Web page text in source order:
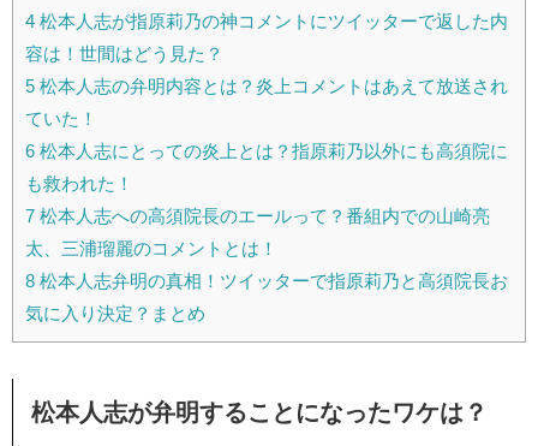
4 松本人志が指原莉乃の神コメントにツイッターで返した内
容は！世間はどう見た？
5 松本人志の弁明内容とは？炎上コメントはあえて放送され
ていた！
6 松本人志にとっての炎上とは？指原莉乃以外にも高須院に
も救われた！
7 松本人志への高須院長のエールって？番組内での山崎亮
太、三浦瑠麗のコメントとは！
8 松本人志弁明の真相！ツイッターで指原莉乃と高須院長お
気に入り決定？まとめ
松本人志が弁明することになったワケは？